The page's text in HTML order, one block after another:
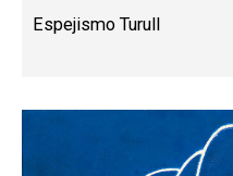
Espejismo Turull